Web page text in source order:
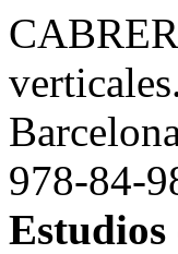
978-84-
Estudios